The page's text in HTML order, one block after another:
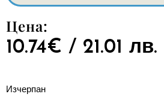
Цена:
10.74€ / 21.01 лв.
Изчерпан